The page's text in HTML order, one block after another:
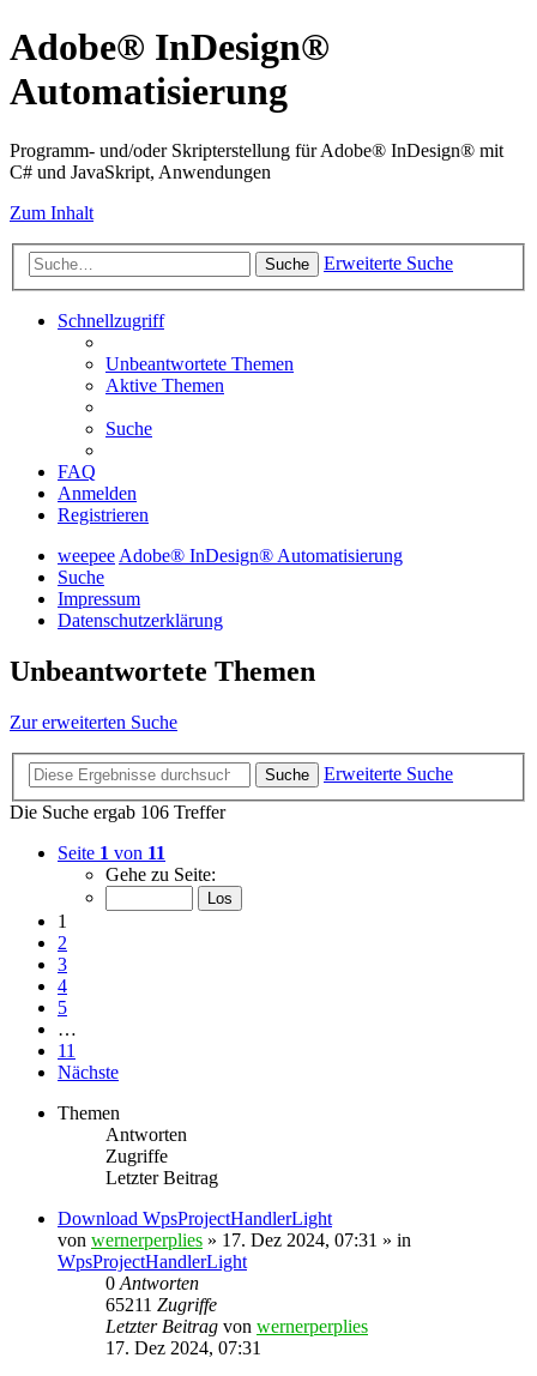
Adobe® InDesign®
Automatisierung
Programm- und/oder Skripterstellung für Adobe® InDesign® mit
C# und JavaSkript, Anwendungen
Zum Inhalt
Suche Erweiterte Suche
Schnellzugriff
Unbeantwortete Themen
Aktive Themen
Suche
FAQ
Anmelden
Registrieren
weepeeAdobe® InDesign® Automatisierung
Suche
Impressum
Datenschutzerklärung
Unbeantwortete Themen
Zur erweiterten Suche
Suche
Erweiterte Suche
Die Suche ergab 106 Treffer
Seite 1 von 11
Gehe zu Seite:
1
2
3
4
5
…
11
Nächste
Themen
Antworten
Zugriffe
Letzter Beitrag
Download WpsProjectHandlerLight
von wernerperplies » 17. Dez 2024, 07:31 » in
WpsProjectHandlerLight
0 Antworten
65211 Zugriffe
Letzter Beitrag von wernerperplies
17. Dez 2024, 07:31